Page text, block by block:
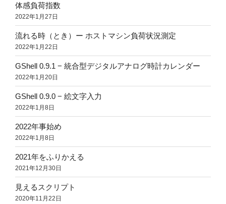
体感負荷指数
2022年1月27日
流れる時（とき）ー ホストマシン負荷状況測定
2022年1月22日
GShell 0.9.1 − 統合型デジタルアナログ時計カレンダー
2022年1月20日
GShell 0.9.0 − 絵文字入力
2022年1月8日
2022年事始め
2022年1月8日
2021年をふりかえる
2021年12月30日
見えるスクリプト
2020年11月22日